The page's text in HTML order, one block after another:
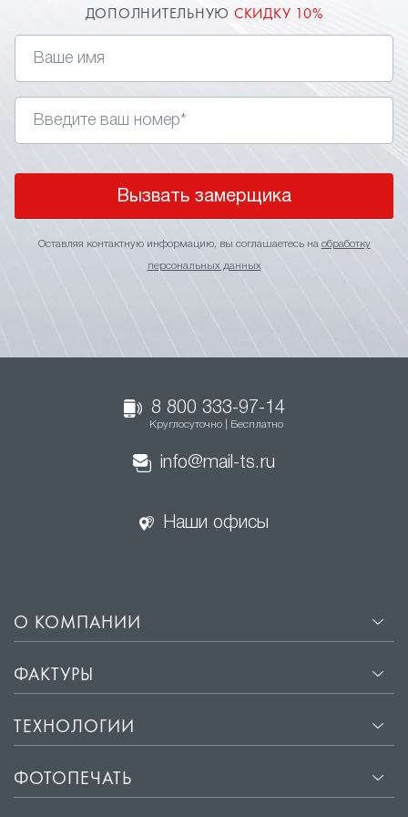
ДОПОЛНИТЕЛЬНУЮ СКИДКУ 10%
Вызвать замерщика
Оставляя контактную информацию, вы соглашаетесь на обработку
персональных данных
8 800 333-97-14
Круглосуточно | Бесплатно
info@mail-ts.ru
Наши офисы
О КОМПАНИИ
ФАКТУРЫ
ТЕХНОЛОГИИ
ФОТОПЕЧАТЬ